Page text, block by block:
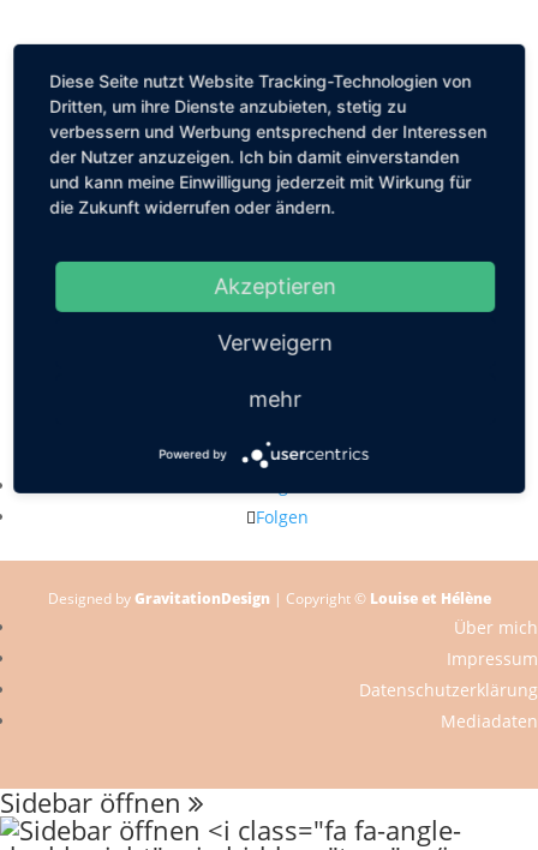
mail@louiseethelene.de
Folgen
Designed byGravitationDesign | Copyright © Louise et Hélène
Über mich
Impressum
Datenschutzerklärung
Mediadaten
Sidebar öffnen
Diese Seite nutzt Website Tracking-Technologien von
Dritten, um ihre Dienste anzubieten, stetig zu
verbessern und Werbung entsprechend der Interessen
der Nutzer anzuzeigen. Ich bin damit einverstanden
und kann meine Einwilligung jederzeit mit Wirkung für
die Zukunft widerrufen oder ändern.
Akzeptieren
Verweigern
mehr
Powered by